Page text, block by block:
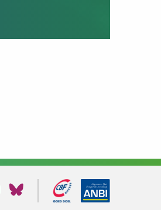
Bezoek